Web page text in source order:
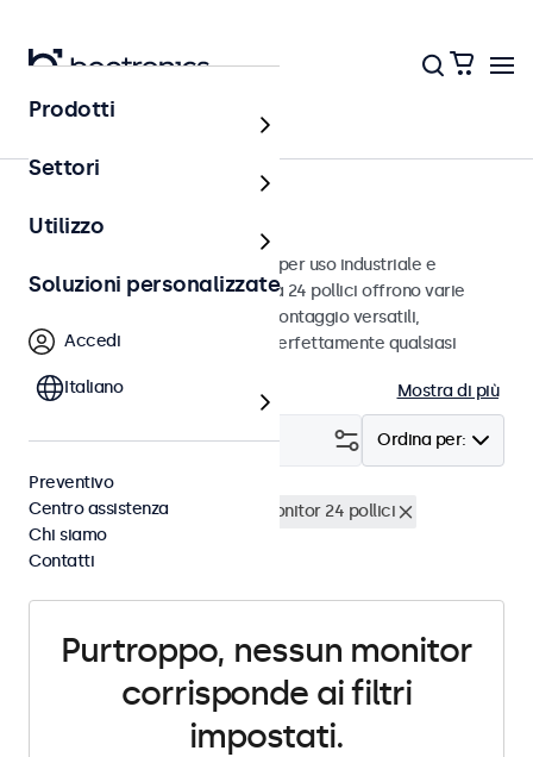
Home
Monitor da 24 pollici
Monitor da 24 pollici progettati per uso industriale e
commerciale. Questi monitor da 24 pollici offrono varie
connessioni video e opzioni di montaggio versatili,
consentendo loro di integrarsi perfettamente qualsiasi
Mostra di più
Ordina per:
Filtro (0)
Resistente all'acqua (IP65)
Monitor 24 pollici
Cancella i filtri
Purtroppo, nessun monitor
corrisponde ai filtri
impostati.
Prodotti
Settori
Utilizzo
Soluzioni personalizzate
Accedi
Italiano
Preventivo
Centro assistenza
Chi siamo
Contatti